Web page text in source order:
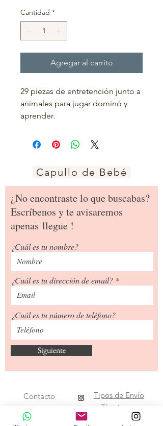
Cantidad *
Agregar al carrito
29 piezas de entretención junto a
animales para jugar dominó y
aprender.
Capullo de Bebé
¿No encontraste lo que buscabas?
Escríbenos y te avisaremos
apenas llegue !
¿Cuál es tu nombre?
¿Cuál es tu dirección de email?
¿Cuál es tu número de teléfono?
Siguiente
Contacto
Tipos de Envío
​Términos y
Condiciones